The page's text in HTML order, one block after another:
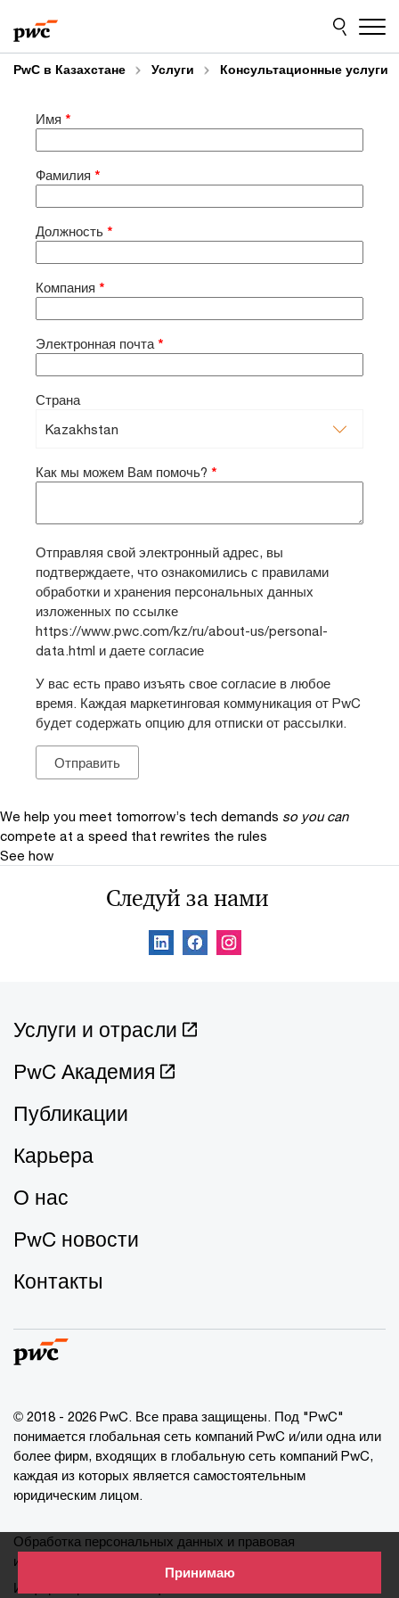
Принимаю
to
content
to
footer
PwC в Казахстане Услуги Консультационные услуги
Имя *
Фамилия *
Должность *
Компания *
Электронная почта *
Страна
Как мы можем Вам помочь? *
Отправляя свой электронный адрес, вы
подтверждаете, что ознакомились с правилами
обработки и хранения персональных данных
изложенных по ссылке
https://www.pwc.com/kz/ru/about-us/personal-
data.html и даете согласие
У вас есть право изъять свое согласие в любое
время. Каждая маркетинговая коммуникация от PwC
будет содержать опцию для отписки от рассылки.
We help you meet tomorrow’s tech demands so you can
compete at a speed that rewrites the rules
See how
Следуй за нами
Услуги и отрасли
PwC Академия
Публикации
Карьера
О нас
PwC новости
Контакты
© 2018 - 2026 PwC. Все права защищены. Под "PwC"
понимается глобальная сеть компаний PwC и/или одна или
более фирм, входящих в глобальную сеть компаний PwC,
каждая из которых является самостоятельным
юридическим лицом.
Обработка персональных данных и правовая
информация
Информация о cookie-файлах